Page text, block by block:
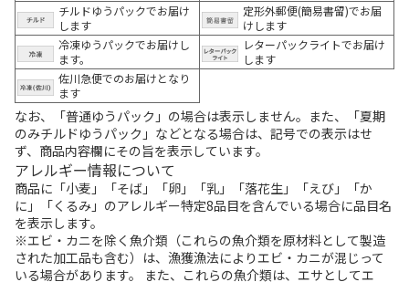
チルドゆうパックでお届け
します
定形外郵便(簡易書留)でお届
けします
冷凍ゆうパックでお届けし
ます。
レターパックライトでお届け
します
佐川急便でのお届けとなり
ます
なお、「普通ゆうパック」の場合は表示しません。また、「夏期
のみチルドゆうパック」などとなる場合は、記号での表示はせ
ず、商品内容欄にその旨を表示しています。
アレルギー情報について
商品に「小麦」「そば」「卵」「乳」「落花生」「えび」「か
に」「くるみ」のアレルギー特定8品目を含んでいる場合に品目名
を表示します。
※エビ・カニを除く魚介類（これらの魚介類を原材料として製造
された加工品も含む）は、漁獲漁法によりエビ・カニが混じって
いる場合があります。 また、これらの魚介類は、エサとしてエ